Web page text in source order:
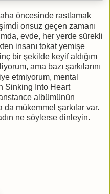
öncesinde rastlamak
onsuz geçen zamanı
evde, her yerde sürekli
insanı tokat yemişe
bir şekilde keyif aldığım
ama bazı şarkılarını
etmiyorum, mental
Sinking Into Heart
albümünün
da mükemmel şarkılar var.
ne söylerse dinleyin.